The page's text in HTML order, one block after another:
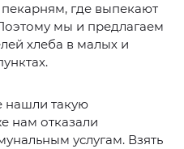
где выпекают
мы и предлагаем
хлеба в малых и
такую
нам отказали
услугам. Взять